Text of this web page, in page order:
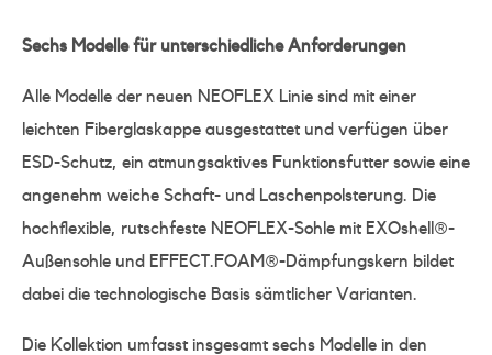
Sechs Modelle für unterschiedliche Anforderungen
Alle Modelle der neuen NEOFLEX Linie sind mit einer
leichten Fiberglaskappe ausgestattet und verfügen über
ESD-Schutz, ein atmungsaktives Funktionsfutter sowie eine
angenehm weiche Schaft- und Laschenpolsterung. Die
hochflexible, rutschfeste NEOFLEX-Sohle mit EXOshell®-
Außensohle und EFFECT.FOAM®-Dämpfungskern bildet
dabei die technologische Basis sämtlicher Varianten.
Die Kollektion umfasst insgesamt sechs Modelle in den